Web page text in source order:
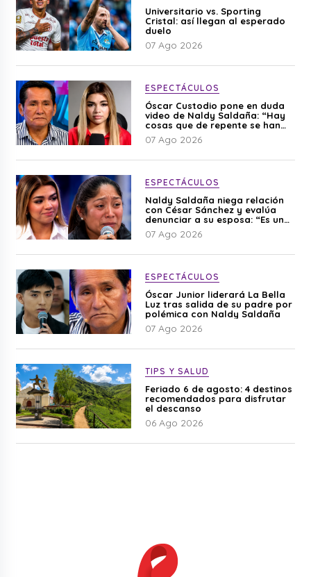
Universitario vs. Sporting
Cristal: así llegan al esperado
duelo
07 Ago 2026
ESPECTÁCULOS
Óscar Custodio pone en duda
video de Naldy Saldaña: “Hay
cosas que de repente se han
editado”
07 Ago 2026
ESPECTÁCULOS
Naldy Saldaña niega relación
con César Sánchez y evalúa
denunciar a su esposa: “Es una
difamación”
07 Ago 2026
ESPECTÁCULOS
Óscar Junior liderará La Bella
Luz tras salida de su padre por
polémica con Naldy Saldaña
07 Ago 2026
TIPS Y SALUD
Feriado 6 de agosto: 4 destinos
recomendados para disfrutar
el descanso
06 Ago 2026